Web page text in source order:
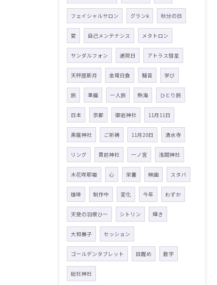
フェイシャルサロン グランk 秋分の日
愛 自己メンテナンス メタトロン
サンダルフォン 通院日 アトラス彗星
天秤座新月 金環日食 騒音 学び
旅 準備 一人旅 熱海 ひとり旅
日本 京都 御岩神社 11月11日
黒龍神社 ご祈祷 11月20日 清水寺
リング 貫前神社 一ノ宮 浅間神社
木花咲耶姫 心 栄養 映画 スタバ
珈琲 制作中 変化 今年 わずか
天使の羽根ひー シトリン 輝き
大和撫子 セッション
ゴールデンタブレット 目醒め 数字
総社神社